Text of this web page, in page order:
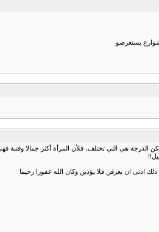
يستعرضو
هي التي تختلف، فلأن المرأة أكثر جمالا وفتنة فهي
ذلك ادنى ان يعرفن فلا يؤذين وكان الله غفورا رحيما